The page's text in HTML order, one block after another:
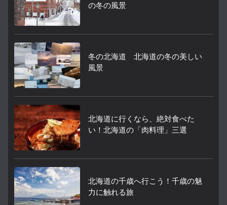
の冬の風景
冬の北海道 北海道の冬の美しい
風景
北海道に行くなら、絶対食べた
い！北海道の「肉料理」三選
北海道の千歳へ行こう！千歳の魅
力に触れる旅